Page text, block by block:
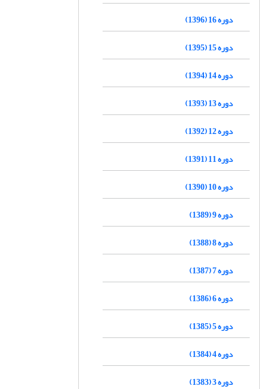
دوره 16 (1396)
دوره 15 (1395)
دوره 14 (1394)
دوره 13 (1393)
دوره 12 (1392)
دوره 11 (1391)
دوره 10 (1390)
دوره 9 (1389)
دوره 8 (1388)
دوره 7 (1387)
دوره 6 (1386)
دوره 5 (1385)
دوره 4 (1384)
دوره 3 (1383)